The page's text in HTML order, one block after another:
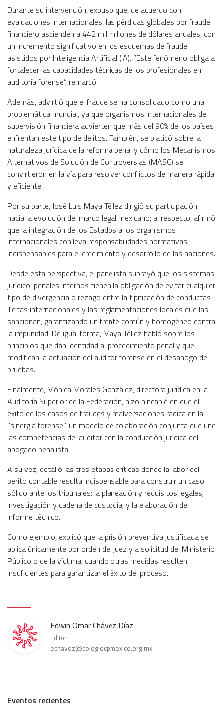
Durante su intervención, expuso que, de acuerdo con
evaluaciones internacionales, las pérdidas globales por fraude
financiero ascienden a 442 mil millones de dólares anuales, con
un incremento significativo en los esquemas de fraude
asistidos por Inteligencia Artificial (IA). “Este fenómeno obliga a
fortalecer las capacidades técnicas de los profesionales en
auditoría forense”, remarcó.
Además, advirtió que el fraude se ha consolidado como una
problemática mundial, ya que organismos internacionales de
supervisión financiera advierten que más del 90% de los países
enfrentan este tipo de delitos. También, se platicó sobre la
naturaleza jurídica de la reforma penal y cómo los Mecanismos
Alternativos de Solución de Controversias (MASC) se
convirtieron en la vía para resolver conflictos de manera rápida
y eficiente.
Por su parte, José Luis Maya Téllez dirigió su participación
hacia la evolución del marco legal mexicano; al respecto, afirmó
que la integración de los Estados a los organismos
internacionales conlleva responsabilidades normativas
indispensables para el crecimiento y desarrollo de las naciones.
Desde esta perspectiva, el panelista subrayó que los sistemas
jurídico-penales internos tienen la obligación de evitar cualquier
tipo de divergencia o rezago entre la tipificación de conductas
ilícitas internacionales y las reglamentaciones locales que las
sancionan, garantizando un frente común y homogéneo contra
la impunidad. De igual forma, Maya Téllez habló sobre los
principios que dan identidad al procedimiento penal y que
modifican la actuación del auditor forense en el desahogo de
pruebas.
Finalmente, Mónica Morales González, directora jurídica en la
Auditoría Superior de la Federación, hizo hincapié en que el
éxito de los casos de fraudes y malversaciones radica en la
"sinergia forense", un modelo de colaboración conjunta que une
las competencias del auditor con la conducción jurídica del
abogado penalista.
A su vez, detalló las tres etapas críticas donde la labor del
perito contable resulta indispensable para construir un caso
sólido ante los tribunales: la planeación y requisitos legales;
investigación y cadena de custodia; y la elaboración del
informe técnico.
Como ejemplo, explicó que la prisión preventiva justificada se
aplica únicamente por orden del juez y a solicitud del Ministerio
Público o de la víctima, cuando otras medidas resulten
insuficientes para garantizar el éxito del proceso.
Edwin Omar Chávez Díaz
Editor
echavez@colegiocpmexico.org.mx
Eventos recientes